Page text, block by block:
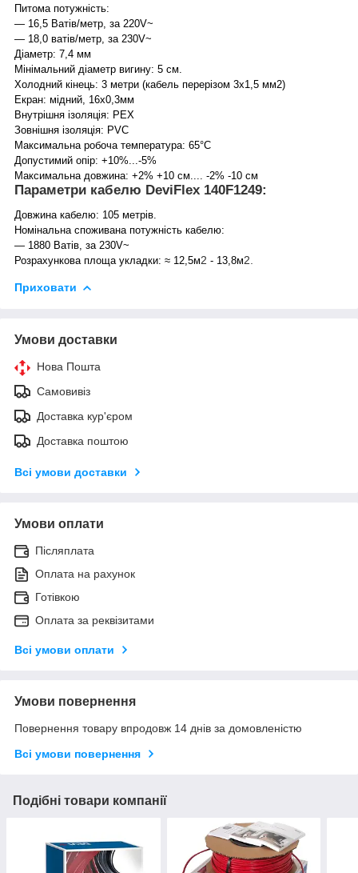
Питома потужність:
— 16,5 Ватів/метр, за 220V~
— 18,0 ватів/метр, за 230V~
Діаметр: 7,4 мм
Мінімальний діаметр вигину: 5 см.
Холодний кінець: 3 метри (кабель перерізом 3х1,5 мм2)
Екран: мідний, 16х0,3мм
Внутрішня ізоляція: PEX
Зовнішня ізоляція: PVC
Максимальна робоча температура: 65°C
Допустимий опір: +10%...-5%
Максимальна довжина: +2% +10 см.... -2% -10 см
Параметри кабелю DeviFlex 140F1249:
Довжина кабелю: 105 метрів.
Номінальна споживана потужність кабелю:
— 1880 Ватів, за 230V~
Розрахункова площа укладки: ≈ 12,5м2 - 13,8м2.
Приховати
Умови доставки
Нова Пошта
Самовивіз
Доставка кур'єром
Доставка поштою
Всі умови доставки
Умови оплати
Післяплата
Оплата на рахунок
Готівкою
Оплата за реквізитами
Всі умови оплати
Умови повернення
Повернення товару впродовж 14 днів за домовленістю
Всі умови повернення
Подібні товари компанії